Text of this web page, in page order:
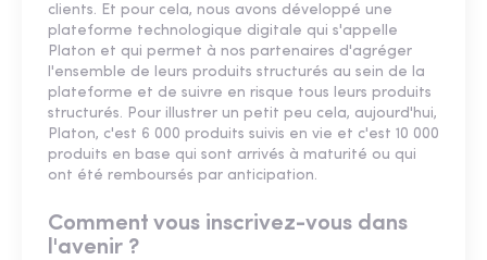
clients. Et pour cela, nous avons développé une
plateforme technologique digitale qui s'appelle
Platon et qui permet à nos partenaires d'agréger
l'ensemble de leurs produits structurés au sein de la
plateforme et de suivre en risque tous leurs produits
structurés. Pour illustrer un petit peu cela, aujourd'hui,
Platon, c'est 6 000 produits suivis en vie et c'est 10 000
produits en base qui sont arrivés à maturité ou qui
ont été remboursés par anticipation.
Comment vous inscrivez-vous dans
l'avenir ?